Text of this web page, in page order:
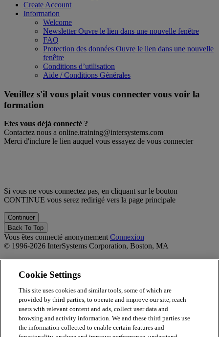
Create Account
Information
Welcome
NewsletterOuvre le lien dans une nouvelle fenêtre
FAQ
Protection des données Ouvre le lien dans une nouvelle
fenêtre
Conditions d’utilisation
Aide / Conditions Générales
Veuillez s'il vous plait vous connecter vous voir la
formation
Etes vous déjà connecté ?
Contactez nous a online.training@intersystems.com
Merci d'inclure le lien auquel vous essayez de vous connecter
Si vous ne vous connectez pas, en cliquant sur le bouton
CONTINUE vous serez redirigé vers la page principale
Back To Top
Vous êtes connecté anonymement Connexion
© 1996-2026 InterSystems Corporation, Boston, MA
Privacy Statement
Terms of Service
Accessibility
Guarantee
Totara
Report Issue
Cookie Settings
This site uses cookies and similar tools, some of which are
provided by third parties, to operate and improve our site, reach
users with relevant content and ads, collect user data and
browsing and activity information. We and these third parties use
the information collected to enable certain features and